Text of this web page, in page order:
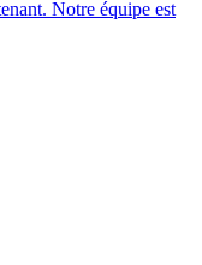
Notre équipe est